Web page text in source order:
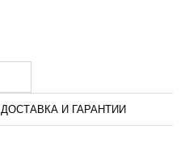
ДОСТАВКА И ГАРАНТИИ